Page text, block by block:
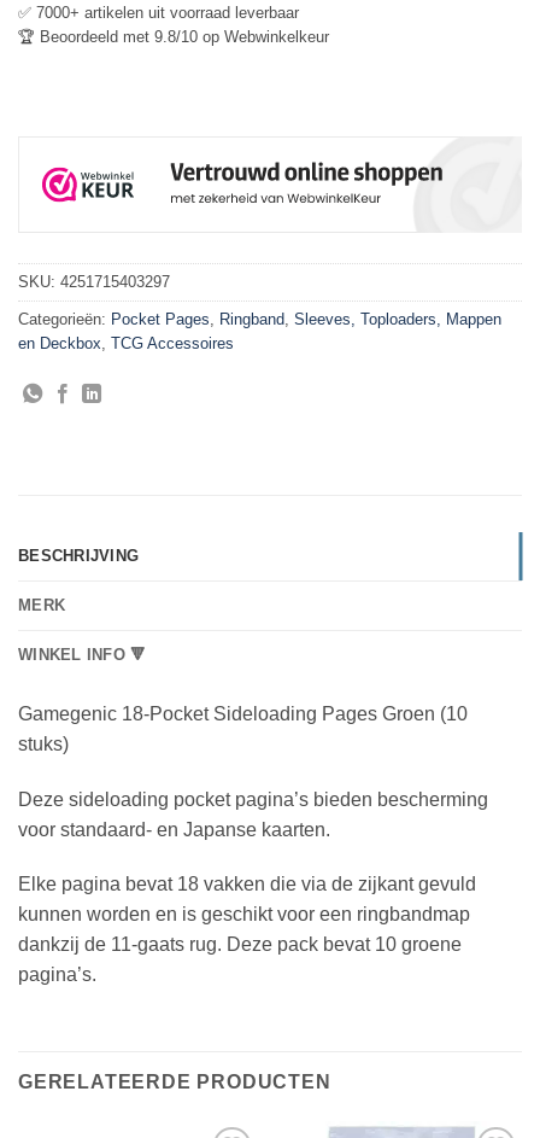
✅ 7000+ artikelen uit voorraad leverbaar
🏆 Beoordeeld met 9.8/10 op Webwinkelkeur
SKU: 4251715403297
Categorieën: Pocket Pages, Ringband, Sleeves, Toploaders, Mappen
en Deckbox, TCG Accessoires
BESCHRIJVING
MERK
WINKEL INFO 🔻
Gamegenic 18-Pocket Sideloading Pages Groen (10
stuks)
Deze sideloading pocket pagina’s bieden bescherming
voor standaard- en Japanse kaarten.
Elke pagina bevat 18 vakken die via de zijkant gevuld
kunnen worden en is geschikt voor een ringbandmap
dankzij de 11-gaats rug. Deze pack bevat 10 groene
pagina’s.
GERELATEERDE PRODUCTEN